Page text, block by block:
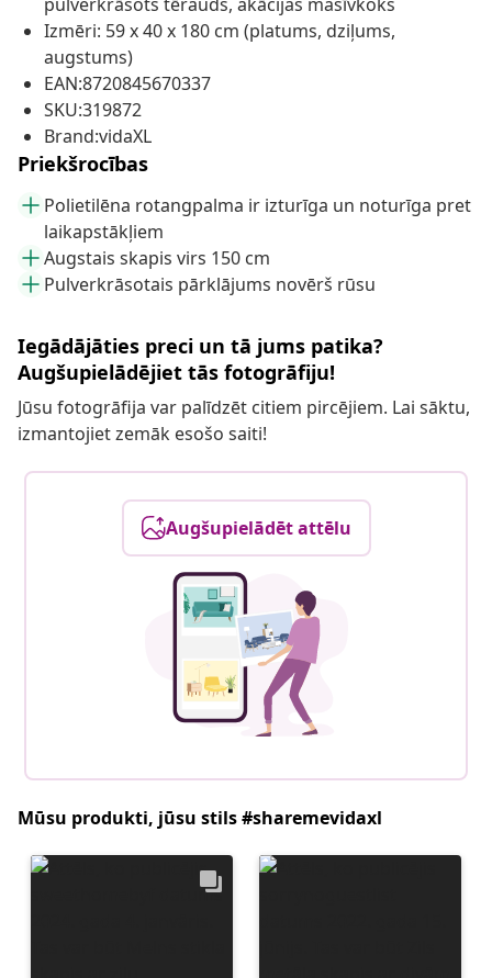
Izmēri: 59 x 40 x 180 cm (platums, dziļums,
augstums)
EAN:8720845670337
SKU:319872
Brand:vidaXL
Priekšrocības
Polietilēna rotangpalma ir izturīga un noturīga pret
laikapstākļiem
Augstais skapis virs 150 cm
Pulverkrāsotais pārklājums novērš rūsu
Iegādājāties preci un tā jums patika?
Augšupielādējiet tās fotogrāfiju!
Jūsu fotogrāfija var palīdzēt citiem pircējiem. Lai sāktu,
izmantojiet zemāk esošo saiti!
Augšupielādēt attēlu
Mūsu produkti, jūsu stils #sharemevidaxl